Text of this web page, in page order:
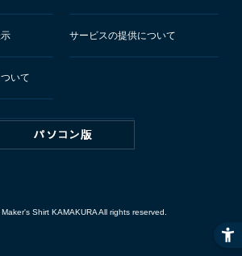
サービスの提供について
いて
Shirt KAMAKURA All rights reserved.